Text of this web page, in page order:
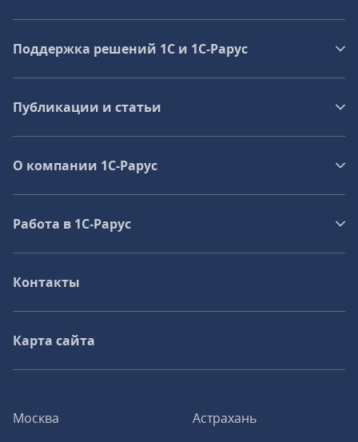
Москва
Астрахань
Поддержка решений 1С и 1С‑Рарус
Публикации и статьи
О компании 1C-Рарус
Работа в 1С‑Рарус
Контакты
Карта сайта